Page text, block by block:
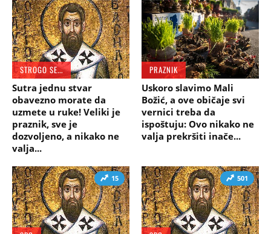
STROGO SE...
Sutra jednu stvar
obavezno morate da
uzmete u ruke! Veliki je
praznik, sve je
dozvoljeno, a nikako ne
valja...
PRAZNIK
Uskoro slavimo Mali
Božić, a ove običaje svi
vernici treba da
ispoštuju: Ovo nikako ne
valja prekršiti inače...
15 501